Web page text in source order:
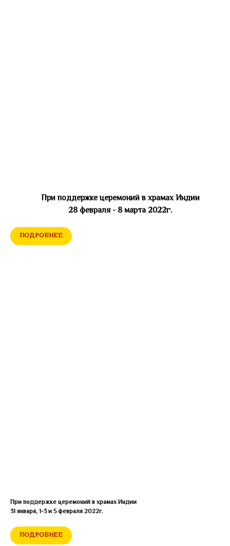
При поддержке церемоний в храмах Индии
28 февраля - 8 марта 2022г.
ПОДРОБНЕЕ
При поддержке церемоний в храмах Индии
31 января, 1-3 и 5 февраля 2022г.
ПОДРОБНЕЕ